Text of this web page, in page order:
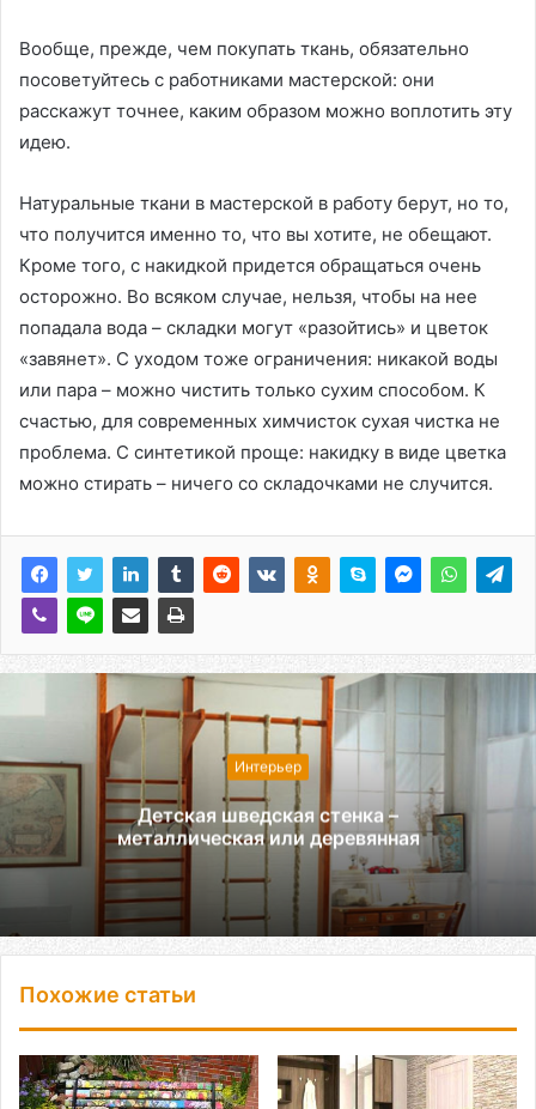
Вообще, прежде, чем покупать ткань, обязательно
посоветуйтесь с работниками мастерской: они
расскажут точнее, каким образом можно воплотить эту
идею.
Натуральные ткани в мастерской в работу берут, но то,
что получится именно то, что вы хотите, не обещают.
Кроме того, с накидкой придется обращаться очень
осторожно. Во всяком случае, нельзя, чтобы на нее
попадала вода – складки могут «разойтись» и цветок
«завянет». С уходом тоже ограничения: никакой воды
или пара – можно чистить только сухим способом. К
счастью, для современных химчисток сухая чистка не
проблема. С синтетикой проще: накидку в виде цветка
можно стирать – ничего со складочками не случится.
Интерьер
Детская шведская стенка –
металлическая или деревянная
Похожие статьи